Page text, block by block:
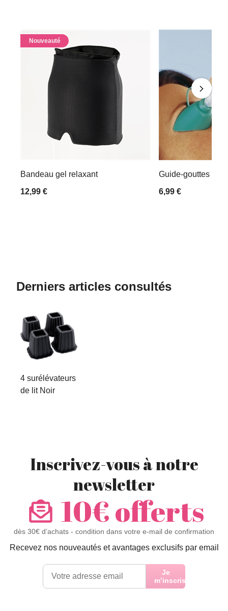
Nouveauté
Bandeau gel relaxant
12,99 €
Guide-gouttes
6,99 €
Derniers articles consultés
4 surélévateurs
de lit Noir
Inscrivez-vous à notre
newsletter
10€ offerts
dès 30€ d’achats - condition dans votre e-mail de confirmation
Recevez nos nouveautés et avantages exclusifs par email
Je
m’inscris